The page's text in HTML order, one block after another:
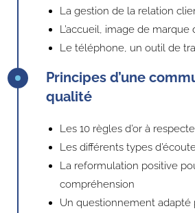
La gestion de la relation
L’accueil, image de marque
Le téléphone, un outil de
Principes d’une
qualité
Les 10 règles d’or à
Les différents types
La reformulation positive
compréhension
Un questionnement adapté